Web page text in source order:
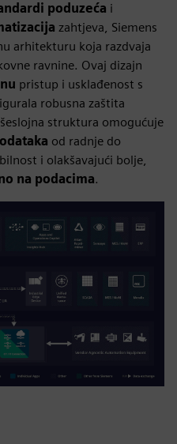
poduzeća i
zahtjeva, Siemens
arhitekturu koja razdvaja
ravnine. Ovaj dizajn
pristup i usklađenost s
robusna zaštita
struktura omogućuje
od radnje do
i olakšavajući bolje,
na podacima.